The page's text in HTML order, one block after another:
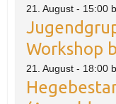
21. August - 15:00
Workshop
21. August - 18:00